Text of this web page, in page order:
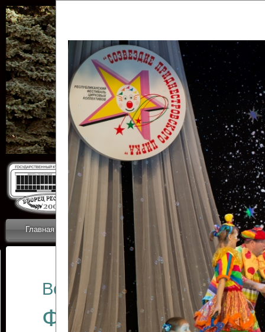
Главная Приветствие Коллективы Новости
ОТЧЕТЫ ГКЦ
Все отчеты
Финал